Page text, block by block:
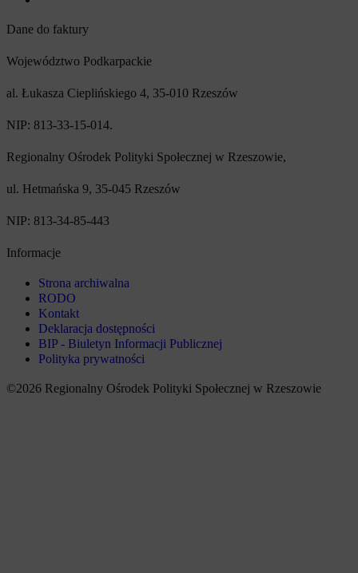
Dane do faktury
Województwo Podkarpackie
al. Łukasza Cieplińskiego 4, 35-010 Rzeszów
NIP: 813-33-15-014.
Regionalny Ośrodek Polityki Społecznej w Rzeszowie,
ul. Hetmańska 9, 35-045 Rzeszów
NIP: 813-34-85-443
Informacje
Strona archiwalna
RODO
Kontakt
Deklaracja dostępności
BIP - Biuletyn Informacji Publicznej
Polityka prywatności
©2026 Regionalny Ośrodek Polityki Społecznej w Rzeszowie